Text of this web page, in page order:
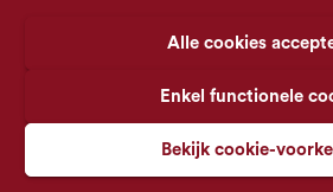
Alle cookies
Enkel functionele
Bekijk cookie-
© OV Nieuws GD -